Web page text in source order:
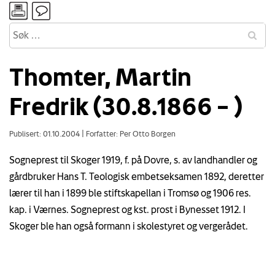
Thomter, Martin
Fredrik (30.8.1866 – )
Publisert: 01.10.2004 Forfatter: Per Otto Borgen
Sogneprest til Skoger 1919, f. på Dovre, s. av landhandler og
gårdbruker Hans T. Teologisk embetseksamen 1892, deretter
lærer til han i 1899 ble stiftskapellan i Tromsø og 1906 res.
kap. i Værnes. Sogneprest og kst. prost i Bynesset 1912. I
Skoger ble han også formann i skolestyret og vergerådet.